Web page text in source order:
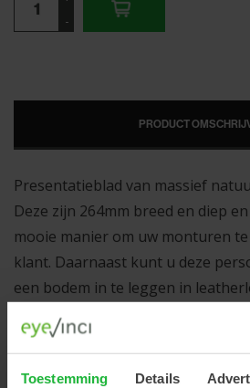
Toestemming Details
-
PRODUCT
Presentatieblad van massief
Deze zijn 264mm breed en diep
mooie manier om uw monturen
klant. Daarnaast kunt u deze
een bodem in te leggen in
krokodillenlook.